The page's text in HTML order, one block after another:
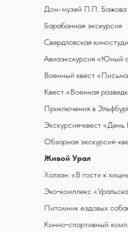
Дом-музей П.П. Бажова
Барабанная экскурсия
Свердловская
Авиаэкскурсия «Юный
Военный квест
Квест «Военная
Приключения в
Экскурсия‑квест
Обзорная экскурсия-
Живой Урал
Холзан: «В гости к
Эко‑комплекс
Питомник ездовых
Конно‑спортивный